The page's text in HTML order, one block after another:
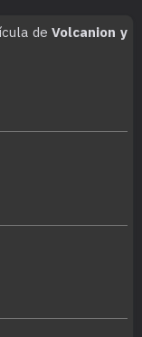
deVolcanion y